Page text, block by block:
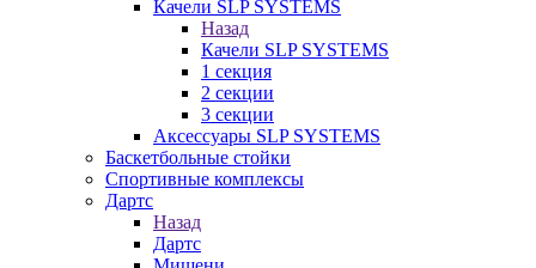
Качели SLP SYSTEMS
Назад
Качели SLP SYSTEMS
1 секция
2 секции
3 секции
Аксессуары SLP SYSTEMS
Баскетбольные стойки
Спортивные комплексы
Дартс
Назад
Дартс